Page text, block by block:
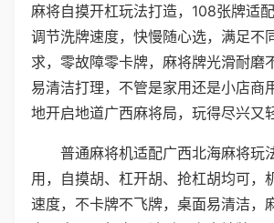
麻将自摸开杠玩法打造，108张牌适
调节洗牌速度，快慢随心选，满足不
求，零故障零卡牌，麻将牌光滑耐磨
易清洁打理，不管是家用还是小店商
地开启地道广西麻将局，玩得尽兴又
普通麻将机适配广西北海麻将玩
用，自摸胡、杠开胡、抢杠胡均可，
速度，不卡牌不飞牌，桌面易清洁，